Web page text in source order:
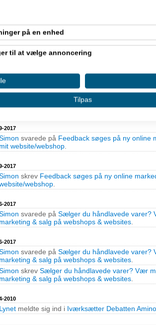
2017
Iværksættere og designere søges
svarede påSælge mine varer på
på webshops & websites.
svarede påFeedback søges på ny online
website/webshop
2017
svarede påSalg af håndlavede produkteri
svarede påKøbe aktier når jeg er under
2017
svarede på Feedback søges på ny online
mit website/webshop
2017
skrev Feedback søges på ny online
webshop
2017
svarede på Sælger du håndlavede varer?
marketing & salg på webshops & websites
2017
svarede på Sælger du håndlavede varer?
marketing & salg på webshops & websites
skrev Sælger du håndlavede varer? Vær
marketing & salg på webshops & websites
2010
Lynet meldte sig ind i Iværksætter Debatten Amino
på en enhed
til at vælge annoncering
annoncering
indhold
til at vælge indhold
aktivt anmodede oplysninger
Tilpas